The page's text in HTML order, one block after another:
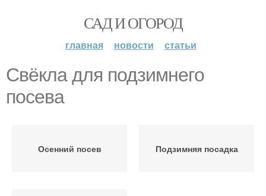
САД И ОГОРОД
главная новости статьи
Свёкла для подзимнего
посева
Осенний посев Подзимняя посадка